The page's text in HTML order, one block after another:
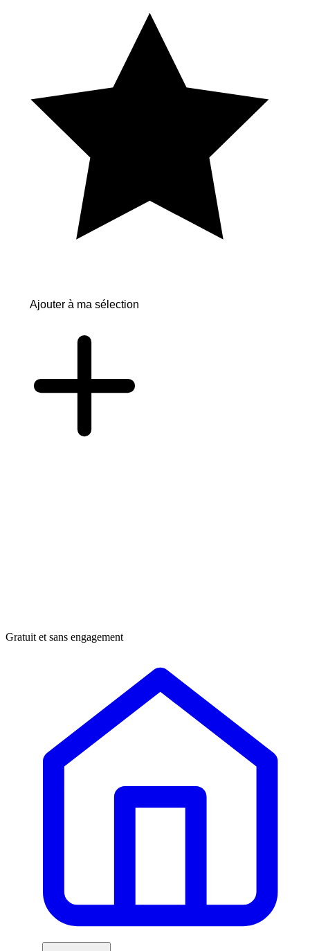
Ajouter à ma sélection
Gratuit et sans engagement